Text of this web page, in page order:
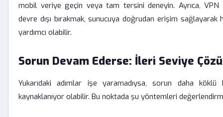
mobil veriye geçin veya tam tersini deneyin. Ayrıca, VPN
devre dışı bırakmak, sunucuya doğrudan erişim sağlayarak
yardımcı olabilir.
Sorun Devam Ederse: İleri Seviye
Yukarıdaki adımlar işe yaramadıysa, sorun daha köklü
kaynaklanıyor olabilir. Bu noktada şu yöntemleri